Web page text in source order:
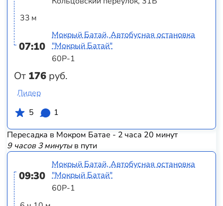
33 м
07:10
От 176 руб.
Мокрый Батай, Автобусная остановка
"Мокрый Батай"
60Р-1
Лидер
5
1
Пересадка в Мокром Батае - 2 часа 20 минут
9 часов 3 минутыв пути
09:30
Мокрый Батай, Автобусная остановка
"Мокрый Батай"
60Р-1